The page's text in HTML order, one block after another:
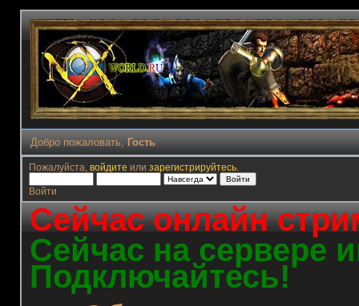
Добро пожаловать, Гость
Пожалуйста, войдите или зарегистрируйтесь.
Войти
Сейчас онлайн
Сейчас на сервере
Подключайтесь!